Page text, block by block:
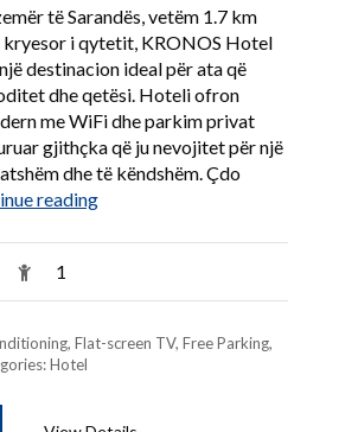
të Sarandës, vetëm 1.7 km
kryesor i qytetit, KRONOS Hotel
destinacion ideal për ata që
dhe qetësi. Hoteli ofron
me WiFi dhe parkim privat
gjithçka që ju nevojitet për një
dhe të këndshëm. Çdo
reading“Kronos Hotel Sarande”
1
,Flat-screen TV,Free Parking,
Hotel